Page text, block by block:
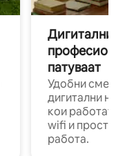
Дигитални
патуваат
Удобни
дигитални
кои работат
wifi и
работа.